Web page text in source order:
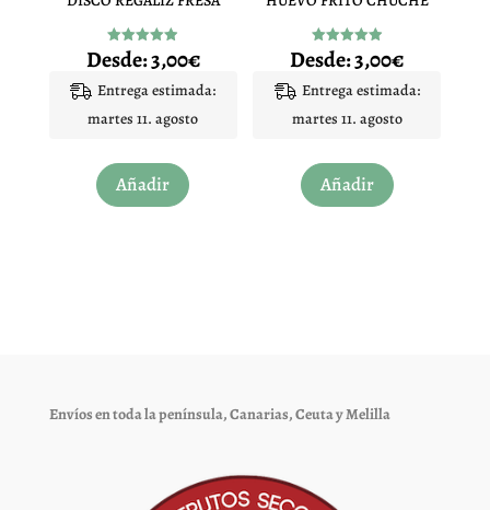
la
de
producto
la
de
producto
Valorado
con
de 5
Desde:3,00€
Entrega estimada:
martes 11. agosto
Añadir
producto
elegir
página
Valorado
con
de 5
Desde:3,00€
Entrega estimada:
martes 11. agosto
Añadir
producto
Envíos en toda la península, Canarias, Ceuta y Melilla